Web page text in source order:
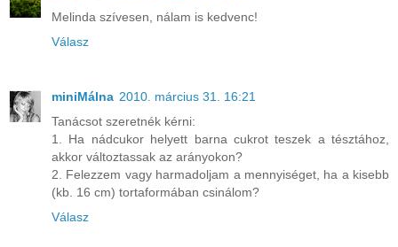
Melinda szívesen, nálam is kedvenc!
Válasz
miniMálna 2010. március 31. 16:21
Tanácsot szeretnék kérni:
1. Ha nádcukor helyett barna cukrot teszek a tésztához,
akkor változtassak az arányokon?
2. Felezzem vagy harmadoljam a mennyiséget, ha a kisebb
(kb. 16 cm) tortaformában csinálom?
Válasz